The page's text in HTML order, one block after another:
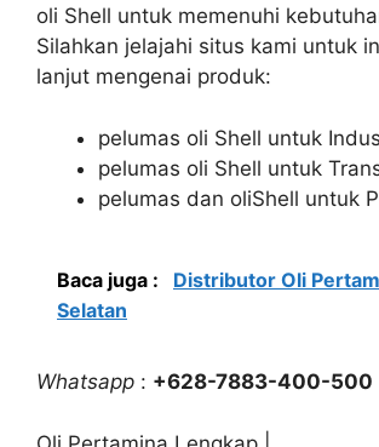
oli Shell untuk memenuhi
Silahkan jelajahi situs kami untuk
lanjut mengenai produk:
pelumas oli Shell untuk
pelumas oli Shell untuk
pelumas dan oliShell untuk
Baca juga :
Distributor Oli
Selatan
Whatsapp : +628-7883-400-500